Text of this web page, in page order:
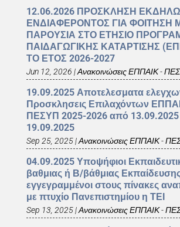
12.06.2026 ΠΡΟΣΚΛΗΣΗ
ΕΝΔΙΑΦΕΡΟΝΤΟΣ ΓΙΑ ΦΟΙΤΗΣΗ
ΠΑΡΟΥΣΙΑ ΣΤΟ ΕΤΗΣΙΟ
ΠΑΙΔΑΓΩΓΙΚΗΣ ΚΑΤΑΡΤΙΣΗΣ
ΤΟ ΕΤΟΣ 2026-2027
Jun 12, 2026 |Ανακοινώσεις ΕΠΠΑΙΚ -
19.09.2025 Αποτελεσματα
Προσκλησεις Επιλαχόντων
ΠΕΣΥΠ 2025-2026 από 13.09.2025
19.09.2025
Sep 25, 2025|Ανακοινώσεις ΕΠΠΑΙΚ -
04.09.2025 Υποψήφιοι
βαθμιας ή Β/βάθμιας
εγγεγραμμένοι στους πίνακες
με πτυχίο Πανεπιστημίου η ΤΕΙ
Sep 13, 2025|Ανακοινώσεις ΕΠΠΑΙΚ -